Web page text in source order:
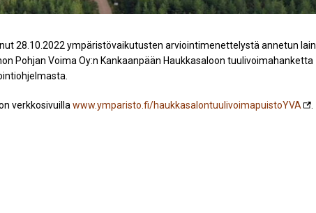
28.10.2022 ympäristövaikutusten arviointimenettelystä annetun lain
Pohjan Voima Oy:n Kankaanpään Haukkasaloon tuulivoimahanketta
verkkosivuilla www.ymparisto.fi/haukkasalontuulivoimapuistoYVA .